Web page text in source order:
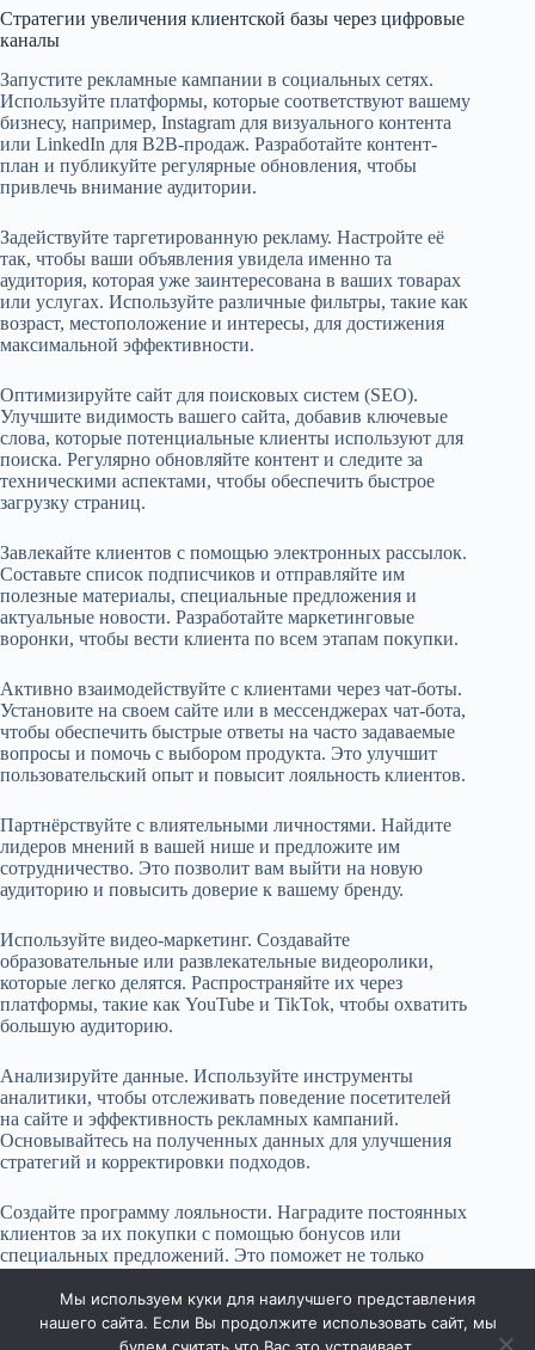
Стратегии увеличения клиентской базы через цифровые
каналы
Запустите рекламные кампании в социальных сетях.
Используйте платформы, которые соответствуют вашему
бизнесу, например, Instagram для визуального контента
или LinkedIn для B2B-продаж. Разработайте контент-
план и публикуйте регулярные обновления, чтобы
привлечь внимание аудитории.
Задействуйте таргетированную рекламу. Настройте её
так, чтобы ваши объявления увидела именно та
аудитория, которая уже заинтересована в ваших товарах
или услугах. Используйте различные фильтры, такие как
возраст, местоположение и интересы, для достижения
максимальной эффективности.
Оптимизируйте сайт для поисковых систем (SEO).
Улучшите видимость вашего сайта, добавив ключевые
слова, которые потенциальные клиенты используют для
поиска. Регулярно обновляйте контент и следите за
техническими аспектами, чтобы обеспечить быстрое
загрузку страниц.
Завлекайте клиентов с помощью электронных рассылок.
Составьте список подписчиков и отправляйте им
полезные материалы, специальные предложения и
актуальные новости. Разработайте маркетинговые
воронки, чтобы вести клиента по всем этапам покупки.
Активно взаимодействуйте с клиентами через чат-боты.
Установите на своем сайте или в мессенджерах чат-бота,
чтобы обеспечить быстрые ответы на часто задаваемые
вопросы и помочь с выбором продукта. Это улучшит
пользовательский опыт и повысит лояльность клиентов.
Партнёрствуйте с влиятельными личностями. Найдите
лидеров мнений в вашей нише и предложите им
сотрудничество. Это позволит вам выйти на новую
аудиторию и повысить доверие к вашему бренду.
Используйте видео-маркетинг. Создавайте
образовательные или развлекательные видеоролики,
которые легко делятся. Распространяйте их через
платформы, такие как YouTube и TikTok, чтобы охватить
большую аудиторию.
Анализируйте данные. Используйте инструменты
аналитики, чтобы отслеживать поведение посетителей
на сайте и эффективность рекламных кампаний.
Основывайтесь на полученных данных для улучшения
стратегий и корректировки подходов.
Создайте программу лояльности. Наградите постоянных
клиентов за их покупки с помощью бонусов или
специальных предложений. Это поможет не только
через «сарафанное радио».
Мы используем куки для наилучшего представления
нашего сайта. Если Вы продолжите использовать сайт, мы